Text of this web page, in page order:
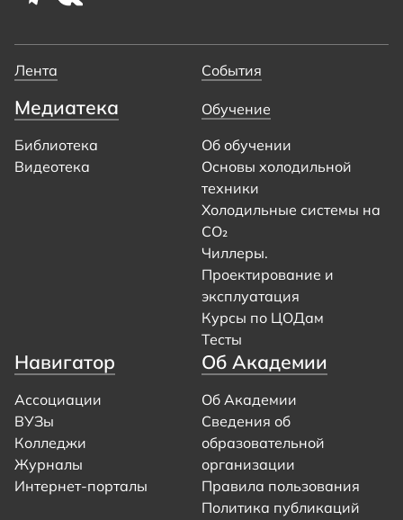
Лента События
Медиатека
Библиотека
Видеотека
Обучение
Об обучении
Основы холодильной
техники
Холодильные системы на
CO₂
Чиллеры.
Проектирование и
эксплуатация
Курсы по ЦОДам
Тесты
Навигатор
Ассоциации
ВУЗы
Колледжи
Журналы
Интернет-порталы
Об Академии
Об Академии
Сведения об
образовательной
организации
Правила пользования
Политика публикаций